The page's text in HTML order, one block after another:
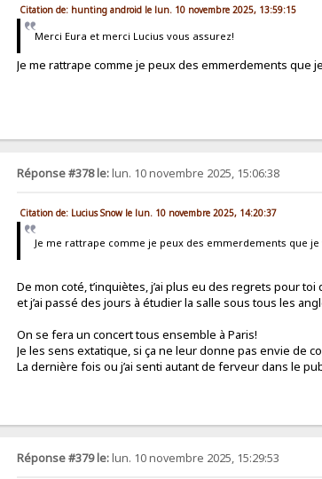
Citation de: hunting android le lun. 10 novembre 2025, 13:59:15
Merci Eura et merci Lucius vous assurez!
Je me rattrape comme je peux des emmerdements que
Réponse #378 le:lun. 10 novembre 2025, 15:06:38
Citation de: Lucius Snow le lun. 10 novembre 2025, 14:20:37
Je me rattrape comme je peux des emmerdements que je
De mon coté, t’inquiètes, j’ai plus eu des regrets pour
et j’ai passé des jours à étudier la salle sous tous les
On se fera un concert tous ensemble à Paris!
Je les sens extatique, si ça ne leur donne pas envie de
La dernière fois ou j’ai senti autant de ferveur dans le
Réponse #379 le:lun. 10 novembre 2025, 15:29:53